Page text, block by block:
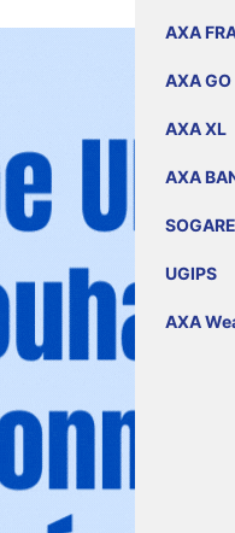
AXA
AXA GO
AXA XL
AXA
UGIPS
AXA